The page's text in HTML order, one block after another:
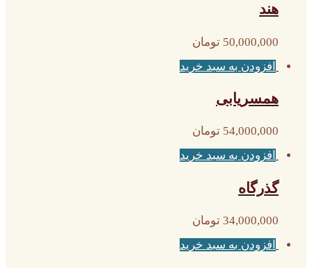
هند
50,000,000 تومان
افزودن به سبد خرید
همسریابی
54,000,000 تومان
افزودن به سبد خرید
گذرگاه
34,000,000 تومان
افزودن به سبد خرید